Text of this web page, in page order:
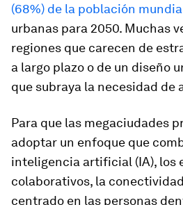
(68%) de la población
urbanas para 2050. Muchas
regiones que carecen de
a largo plazo o de un diseño
que subraya la necesidad de
Para que las megaciudades
adoptar un enfoque que
inteligencia artificial (IA), los
colaborativos, la
centrado en las personas